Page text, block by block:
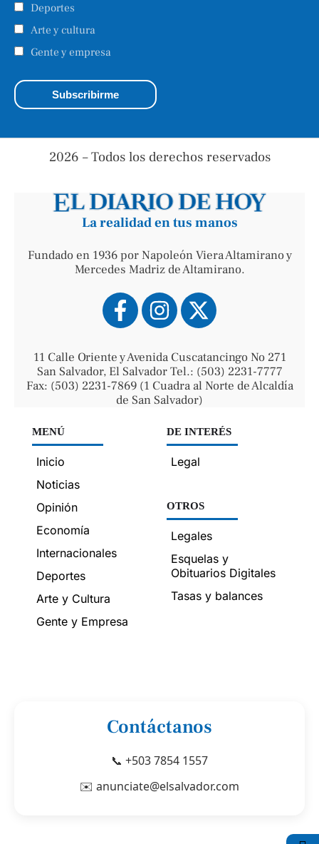
Deportes
Arte y cultura
Gente y empresa
2026 – Todos los derechos reservados
La realidad en tus manos
Fundado en 1936 por Napoleón Viera Altamirano y
Mercedes Madriz de Altamirano.
11 Calle Oriente y Avenida Cuscatancingo No 271
San Salvador, El Salvador Tel.: (503) 2231-7777
Fax: (503) 2231-7869 (1 Cuadra al Norte de Alcaldía
de San Salvador)
MENÚ
Inicio
Noticias
Opinión
Economía
Internacionales
Deportes
Arte y Cultura
Gente y Empresa
DE INTERÉS
Legal
OTROS
Legales
Esquelas y
Obituarios Digitales
Tasas y balances
Contáctanos
📞 +503 7854 1557
✉️ anunciate@elsalvador.com